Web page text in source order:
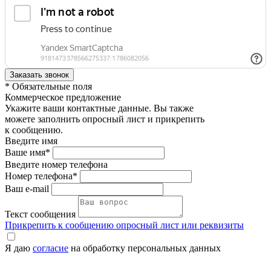
* Обязательные поля
Коммерческое предложение
Укажите ваши контактные данные. Вы также
можете заполнить опросный лист и прикрепить
к сообщению.
Введите имя
Ваше имя*
Введите номер телефона
Номер телефона*
Ваш e-mail
Текст сообщения
Прикрепить к сообщению опросный лист или реквизиты
Я даю согласие на обработку персональных данных